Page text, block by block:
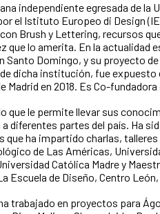
independiente egresada de la
el Istituto Europeo di Design
Brush y Lettering, recursos
que lo amerita. En la actualidad
Santo Domingo, y su proyecto
dicha institución, fue expuesto
Madrid en 2018. Es Co-
que le permite llevar sus
diferentes partes del país. Ha
que ha impartido charlas,
de Las Américas,
Católica Madre y
Escuela de Diseño, Centro
trabajado en proyectos para